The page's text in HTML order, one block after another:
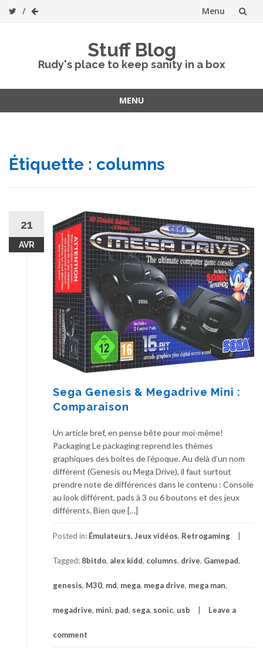
Menu
Stuff Blog
Rudy's place to keep sanity in a box
MENU
Étiquette : columns
21
AVR
Sega Genesis & Megadrive Mini :
Comparaison
Un article bref, en pense bête pour moi-même!
Packaging Le packaging reprend les thèmes
graphiques des boites de l’époque. Au delà d’un nom
différent (Genesis ou Mega Drive), il faut surtout
prendre note de différences dans le contenu : Console
au look différent, pads à 3 ou 6 boutons et des jeux
différents. Bien que […]
Posted in: Émulateurs, Jeux vidéos, Retrogaming
Tagged: 8bitdo, alex kidd, columns, drive, Gamepad,
genesis, M30, md, mega, mega drive, mega man,
megadrive, mini, pad, sega, sonic, usb Leave a
comment